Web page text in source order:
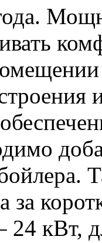
за
кВт,